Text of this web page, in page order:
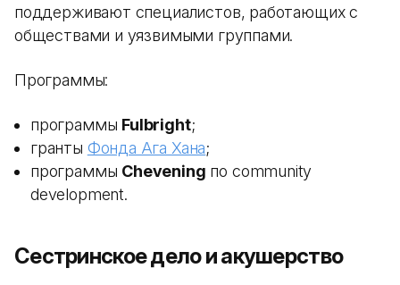
поддерживают специалистов, работающих с
обществами и уязвимыми группами.
Программы:
программы Fulbright;
гранты Фонда Ага Хана;
программы Chevening по community
development.
Сестринское дело и акушерство